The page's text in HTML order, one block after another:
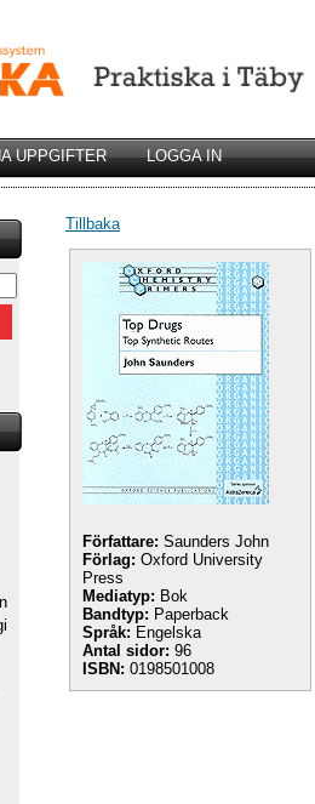
UPPGIFTER LOGGA IN
Tillbaka
Författare: Saunders John
Förlag: Oxford University
Press
Mediatyp: Bok
Bandtyp: Paperback
Språk: Engelska
Antal sidor: 96
ISBN: 0198501008